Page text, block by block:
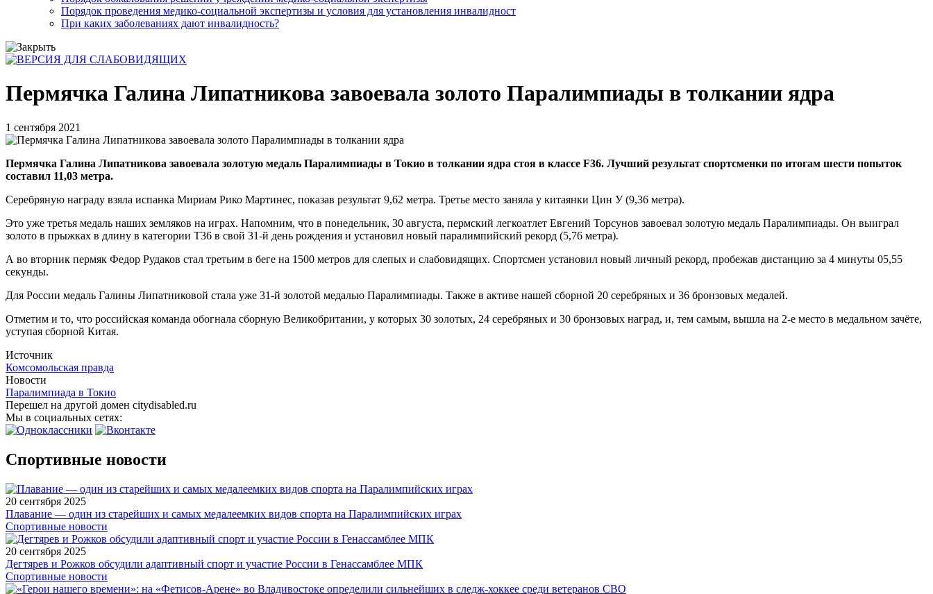
Порядок проведения медико-социальной экспертизы и условия для установления инвалидност
При каких заболеваниях дают инвалидность?
Пермячка Галина Липатникова завоевала золото Паралимпиады в толкании ядра
1 сентября 2021
Пермячка Галина Липатникова завоевала золотую медаль Паралимпиады в Токио в толкании ядра стоя в классе F36. Лучший результат спортсменки по итогам шести попыток
составил 11,03 метра.
Серебряную награду взяла испанка Мириам Рико Мартинес, показав результат 9,62 метра. Третье место заняла у китаянки Цин У (9,36 метра).
Это уже третья медаль наших земляков на играх. Напомним, что в понедельник, 30 августа, пермский легкоатлет Евгений Торсунов завоевал золотую медаль Паралимпиады. Он выиграл
золото в прыжках в длину в категории T36 в свой 31-й день рождения и установил новый паралимпийский рекорд (5,76 метра).
А во вторник пермяк Федор Рудаков стал третьим в беге на 1500 метров для слепых и слабовидящих. Спортсмен установил новый личный рекорд, пробежав дистанцию за 4 минуты 05,55
секунды.
Для России медаль Галины Липатниковой стала уже 31-й золотой медалью Паралимпиады. Также в активе нашей сборной 20 серебряных и 36 бронзовых медалей.
Отметим и то, что российская команда обогнала сборную Великобритании, у которых 30 золотых, 24 серебряных и 30 бронзовых наград, и, тем самым, вышла на 2-е место в медальном зачёте,
уступая сборной Китая.
Источник
Комсомольская правда
Новости
Паралимпиада в Токио
Перешел на другой домен citydisabled.ru
Мы в социальных сетях:
Спортивные новости
20 сентября 2025
Плавание — один из старейших и самых медалеемких видов спорта на Паралимпийских играх
Спортивные новости
20 сентября 2025
Дегтярев и Рожков обсудили адаптивный спорт и участие России в Генассамблее МПК
Спортивные новости